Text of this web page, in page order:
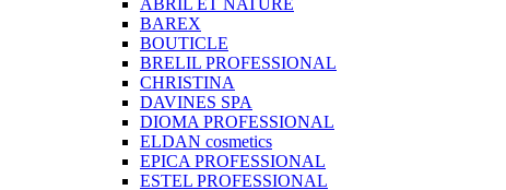
ABRIL ET NATURE
BAREX
BOUTICLE
BRELIL PROFESSIONAL
CHRISTINA
DAVINES SPA
DIOMA PROFESSIONAL
ELDAN cosmetics
EPICA PROFESSIONAL
ESTEL PROFESSIONAL